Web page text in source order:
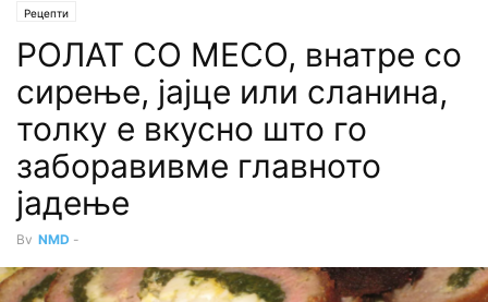
Рецепти
РОЛАТ СО МЕСО, внатре со
сирење, јајце или сланина,
толку е вкусно што го
заборавивме главното
јадење
By NMD -